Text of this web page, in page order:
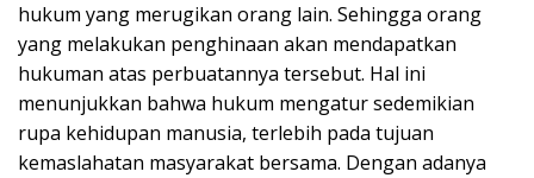
hukum yang merugikan orang lain. Sehingga orang
yang melakukan penghinaan akan mendapatkan
hukuman atas perbuatannya tersebut. Hal ini
menunjukkan bahwa hukum mengatur sedemikian
rupa kehidupan manusia, terlebih pada tujuan
kemaslahatan masyarakat bersama. Dengan adanya